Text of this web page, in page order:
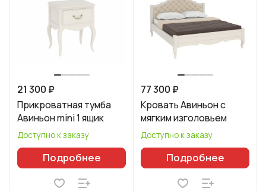
21 300 ₽
Прикроватная тумба
Авиньон mini 1 ящик
Доступно к заказу
Подробнее
77 300 ₽
Кровать Авиньон с
мягким изголовьем
Доступно к заказу
Подробнее